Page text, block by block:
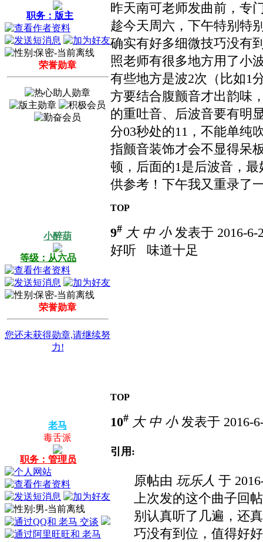
职务：版主
荣誉勋章
昨天南可老师发曲前，专
趁今天周六，下午特别特
确实有好多细微技巧没有
照老师有很多地方用了小
有些地方是波2次（比如1
方要结合腹颤音才出韵味
的重吐音、后波音要有明
分03秒处的11，不能单纯
指颤音装饰才会不显得呆
顿，后面的1是后波音，
供参考！下午我又重录了
TOP
小醉葫
等级：从六品
荣誉勋章
您还未获得勋章,请继续努
力!
9# 大 中 小发表于 2016-
好听
味道十足
TOP
老马
毒舌派
职务：管理员
10# 大 中 小发表于 2016-
引用:
原帖由 玩乐人 于
上次发的这个曲子回
别认真听了几遍，还
巧没有到位，值得好